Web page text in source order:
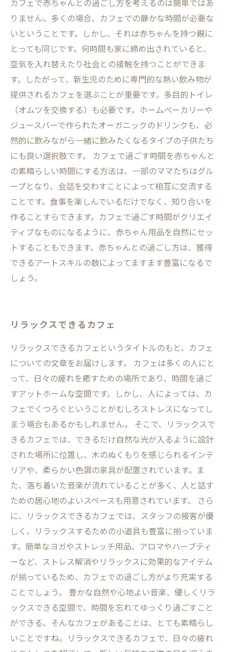
カフェで赤ちゃんとの過ごし方を考えるのは簡単ではあ
りません。多くの場合、カフェでの静かな時間が必要な
いということです。しかし、それは赤ちゃんを持つ親に
とっても同じです。何時間も家に締め出されていると、
空気を入れ替えたり社会との接触を持つことができま
す。したがって、新生児のために専門的な熱い飲み物が
提供されるカフェを選ぶことが重要です。多目的トイレ
（オムツを交換する）も必要です。ホームベーカリーや
ジュースバーで作られたオーガニックのドリンクも、必
然的に飲みながら一緒に飲みたくなるタイプの子供たち
にも良い選択肢です。 カフェで過ごす時間を赤ちゃんと
の素晴らしい時間にする方法は、一部のママたちはグル
ープとなり、会話を交わすことによって相互に交流する
ことです。食事を楽しんでいるだけでなく、知り合いを
作ることすらできます。カフェで過ごす時間がクリエイ
ティブなものになるように、赤ちゃん用品を自然にセッ
トすることもできます。赤ちゃんとの過ごし方は、獲得
できるアートスキルの数によってますます豊富になるで
しょう。
リラックスできるカフェ
リラックスできるカフェというタイトルのもと、カフェ
についての文章をお届けします。 カフェは多くの人にと
って、日々の疲れを癒すための場所であり、時間を過ご
すアットホームな空間です。しかし、人によっては、カ
フェでくつろぐということがむしろストレスになってし
まう場合もあるかもしれません。 そこで、リラックスで
きるカフェでは、できるだけ自然な光が入るように設計
された場所に位置し、木のぬくもりを感じられるインテ
リアや、柔らかい色調の家具が配置されています。ま
た、落ち着いた音楽が流れていることが多く、人と話す
ための居心地のよいスペースも用意されています。 さら
に、リラックスできるカフェでは、スタッフの接客が優
しく、リラックスするための小道具も豊富に揃っていま
す。簡単なヨガやストレッチ用品、アロマやハーブティ
ーなど、ストレス解消やリラックスに効果的なアイテム
が揃っているため、カフェでの過ごし方がより充実する
ことでしょう。 豊かな自然や心地よい音楽、優しくリラ
ックスできる空間で、時間を忘れてゆっくり過ごすこと
ができる、そんなカフェがあることは、とても素晴らし
いことですね。リラックスできるカフェで、日々の疲れ